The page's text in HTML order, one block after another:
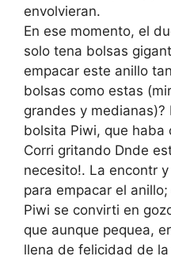
envolvieran.
En ese momento, el
solo tena bolsas
empacar este anillo
bolsas como estas
grandes y medianas)?
bolsita Piwi, que haba
Corri gritando Dnde
necesito!. La encontr
para empacar el
Piwi se convirti en
que aunque pequea,
llena de felicidad de